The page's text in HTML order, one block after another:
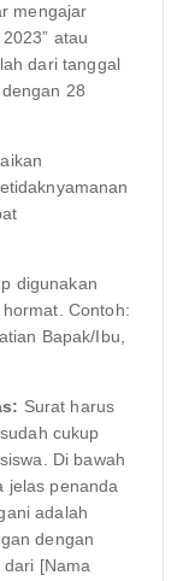
mengajar
atau
dari tanggal
28
digunakan
Contoh:
Bapak/Ibu,
Surat harus
cukup
Di bawah
jelas penanda
adalah
dengan
dari [Nama